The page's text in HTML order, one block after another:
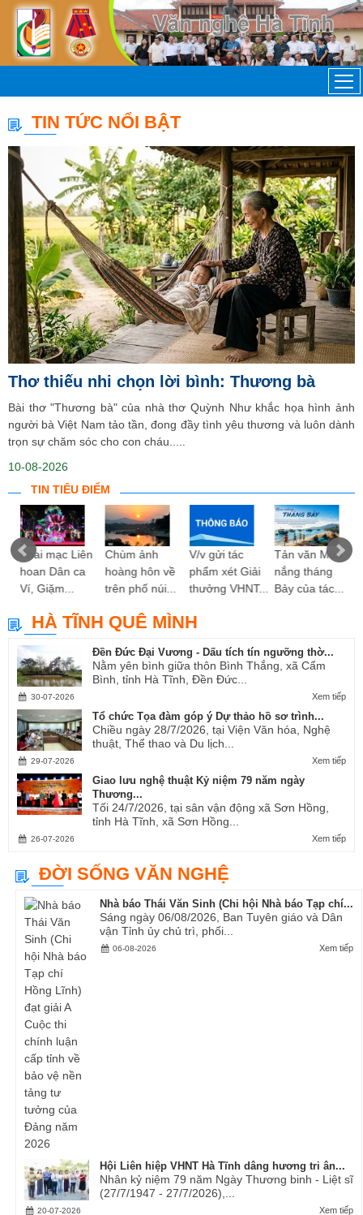
TIN TỨC NỔI BẬT
Thơ thiếu nhi chọn lời bình: Thương bà
Bài thơ "Thương bà" của nhà thơ Quỳnh Như khắc họa hình ảnh
người bà Việt Nam tảo tần, đong đầy tình yêu thương và luôn dành
trọn sự chăm sóc cho con cháu.....
10-08-2026
TIN TIÊU ĐIỂM
Khai mạc Liên
hoan Dân ca
Ví, Giặm...
Chùm ảnh
hoàng hôn về
trên phố núi...
V/v gửi tác
phẩm xét Giải
thưởng VHNT...
Tản văn Mùa
nắng tháng
Bảy của tác...
HÀ TĨNH QUÊ MÌNH
Đền Đức Đại Vương - Dấu tích tín ngưỡng thờ...
Nằm yên bình giữa thôn Bình Thắng, xã Cẩm
Bình, tỉnh Hà Tĩnh, Đền Đức...
Xem tiếp
30-07-2026
Tổ chức Tọa đàm góp ý Dự thảo hồ sơ trình...
Chiều ngày 28/7/2026, tại Viện Văn hóa, Nghệ
thuật, Thể thao và Du lịch...
Xem tiếp
29-07-2026
Giao lưu nghệ thuật Kỷ niệm 79 năm ngày
Thương...
Tối 24/7/2026, tại sân vận động xã Sơn Hồng,
tỉnh Hà Tĩnh, xã Sơn Hồng...
Xem tiếp
26-07-2026
ĐỜI SỐNG VĂN NGHỆ
Nhà báo Thái Văn Sinh (Chi hội Nhà báo Tạp chí...
Sáng ngày 06/08/2026, Ban Tuyên giáo và Dân
vận Tỉnh ủy chủ trì, phối...
Xem tiếp
06-08-2026
Hội Liên hiệp VHNT Hà Tĩnh dâng hương tri ân...
Nhân kỷ niệm 79 năm Ngày Thương binh - Liệt sĩ
(27/7/1947 - 27/7/2026),...
Xem tiếp
20-07-2026